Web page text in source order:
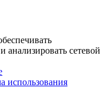
анализировать сетевой
использования